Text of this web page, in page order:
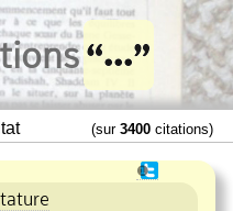
(sur 3400 citations)
❶